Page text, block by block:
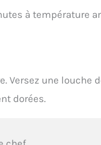
à température
Versez une louche
dorées.